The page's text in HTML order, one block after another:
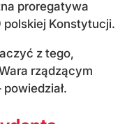
proregatywa
polskiej Konstytucji.
z tego,
rządzącym